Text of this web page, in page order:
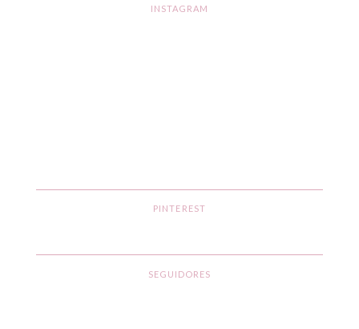
INSTAGRAM
PINTEREST
SEGUIDORES